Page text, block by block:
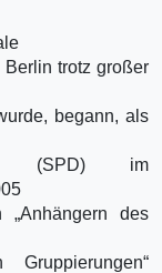
Berlin trotz großer
begann, als
(SPD) im
des